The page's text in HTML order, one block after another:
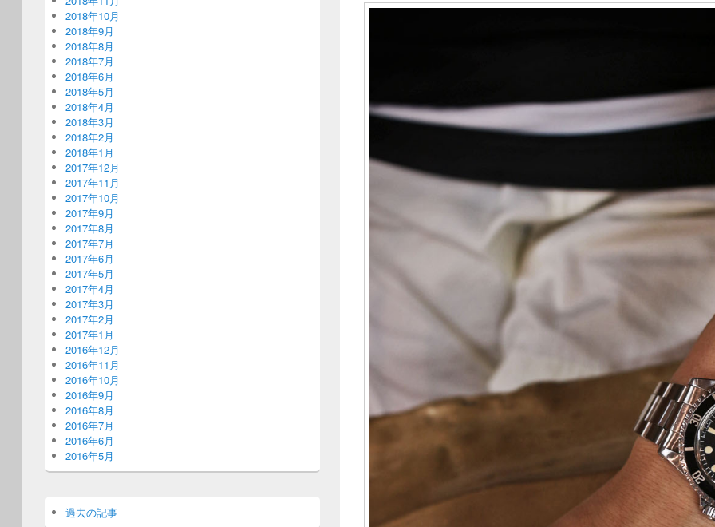
2018年10月
2018年9月
2018年8月
2018年7月
2018年6月
2018年5月
2018年4月
2018年3月
2018年2月
2018年1月
2017年12月
2017年11月
2017年10月
2017年9月
2017年8月
2017年7月
2017年6月
2017年5月
2017年4月
2017年3月
2017年2月
2017年1月
2016年12月
2016年11月
2016年10月
2016年9月
2016年8月
2016年7月
2016年6月
2016年5月
過去の記事